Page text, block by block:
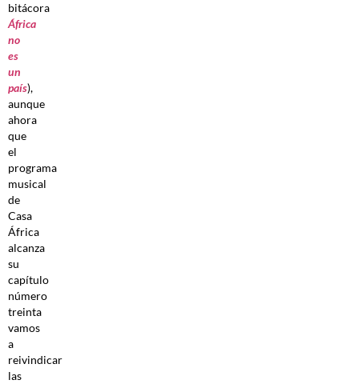
bitácora
África
no
es
un
país),
aunque
ahora
que
el
programa
musical
de
Casa
África
alcanza
su
capítulo
número
treinta
vamos
a
reivindicar
las